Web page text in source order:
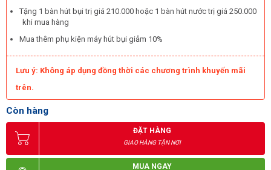
Kungfu Clean KF 70A có tổng công suất là 2800W với lưu lượng
khí rất lớn lên đến 195 lít/giây. Do đó, model có thể hút gọn tất cả
Máy có thể hoạt động bền bỉ, êm ái và đa dạng khả năng làm
Clean KF 70A sẽ giúp tiết kiệm đáng kể chi phí nhân công, thời
gian vệ sinh nhà xưởng. Với việc sử dụng model này sẽ mang lại
hình ảnh hiện đại, chuyên nghiệp cho nhà xưởng, văn phòng.
Ứng dụng rộng rãi của máy hút bụi nhà xưởng Kungfu Clean
KF 70A
Tặng 1 bàn hút bụi trị giá 210.000 hoặc 1 bàn hút nước trị giá 250.000
khi mua hàng
Mua thêm phụ kiện máy hút bụi giảm 10%
Lưu ý: Không áp dụng đồng thời các chương trình khuyến mãi
trên.
Còn hàng
ĐẶT HÀNG
GIAO HÀNG TẬN NƠI
MUA NGAY